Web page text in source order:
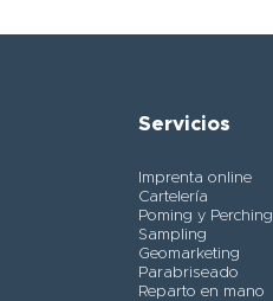
Servicios
Imprenta online
Cartelería
Poming y Perching
Sampling
Geomarketing
Parabriseado
Reparto en mano